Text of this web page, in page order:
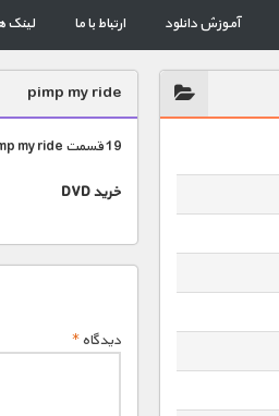
آموزش دانلود ارتباط با ما لینک
pimp my ride
19 قسمت pimp my ride
خرید DVD
دیدگاه*